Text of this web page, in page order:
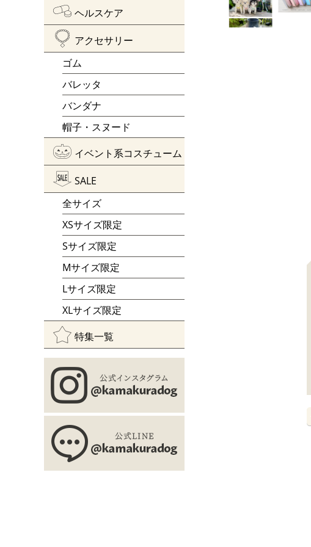
ヘルスケア
アクセサリー
ゴム
バレッタ
バンダナ
帽子・スヌード
イベント系コスチューム
SALE
全サイズ
XSサイズ限定
Sサイズ限定
Mサイズ限定
Lサイズ限定
XLサイズ限定
特集一覧